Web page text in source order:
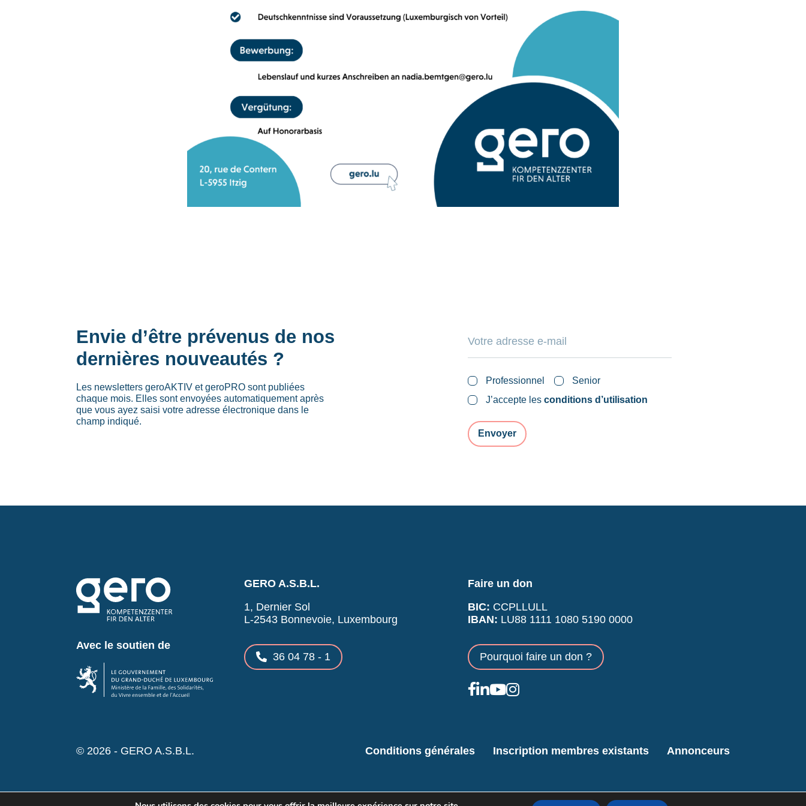
Envie d’être prévenus de nos
dernières nouveautés ?
Les newsletters geroAKTIV et geroPRO sont publiées
chaque mois. Elles sont envoyées automatiquement après
que vous ayez saisi votre adresse électronique dans le
champ indiqué.
Professionnel
Senior
J’accepte lesconditions d’utilisation
Avec le soutien de
GERO A.S.B.L.
1, Dernier Sol
L-2543 Bonnevoie, Luxembourg
36 04 78 - 1
Faire un don
BIC: CCPLLULL
IBAN: LU88 1111 1080 5190 0000
Pourquoi faire un don ?
© 2026 - GERO A.S.B.L. Conditions générales Inscription membres existants Annonceurs